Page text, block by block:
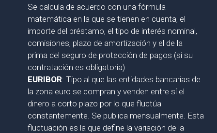
Se calcula de acuerdo con una fórmula
matemática en la que se tienen en cuenta, el
importe del préstamo, el tipo de interés nominal,
comisiones, plazo de amortización y el de la
prima del seguro de protección de pagos (si su
contratación es obligatoria)
EURIBOR: Tipo al que las entidades bancarias de
la zona euro se compran y venden entre sí el
dinero a corto plazo por lo que fluctúa
constantemente. Se publica mensualmente. Esta
fluctuación es la que define la variación de la